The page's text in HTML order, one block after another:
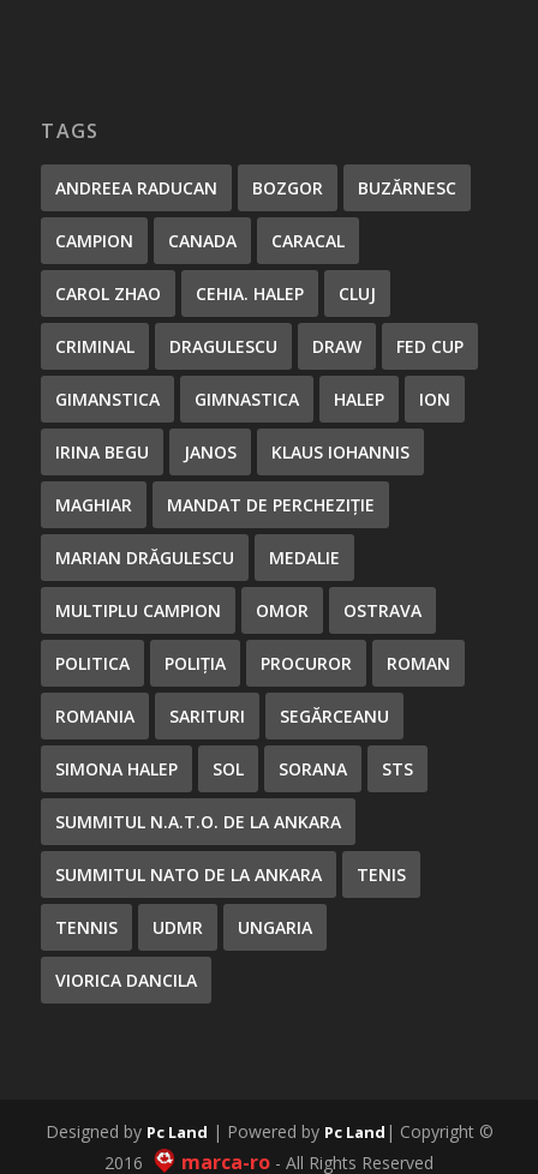
TAGS
ANDREEA RADUCAN BOZGOR BUZĂRNESC
CAMPION CANADA CARACAL
CAROL ZHAO CEHIA. HALEP CLUJ
CRIMINAL DRAGULESCU DRAW FED CUP
GIMANSTICA GIMNASTICA HALEP ION
IRINA BEGU JANOS KLAUS IOHANNIS
MAGHIAR MANDAT DE PERCHEZIȚIE
MARIAN DRĂGULESCU MEDALIE
MULTIPLU CAMPION OMOR OSTRAVA
POLITICA POLIȚIA PROCUROR ROMAN
ROMANIA SARITURI SEGĂRCEANU
SIMONA HALEP SOL SORANA STS
SUMMITUL N.A.T.O. DE LA ANKARA
SUMMITUL NATO DE LA ANKARA TENIS
TENNIS UDMR UNGARIA
VIORICA DANCILA
Designed by Pc Land | Powered by Pc Land | Copyright ©
2016 marca-ro - All Rights Reserved